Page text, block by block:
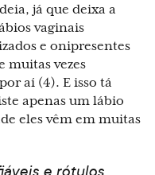
já que deixa a
vaginais
e onipresentes
muitas vezes
aí (4). E isso tá
apenas um lábio
eles vêm em muitas
e rótulos